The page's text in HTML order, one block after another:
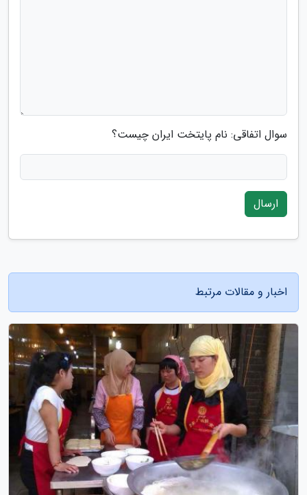
سوال اتفاقی: نام پایتخت ایران چیست؟
ارسال
اخبار و مقالات مرتبط